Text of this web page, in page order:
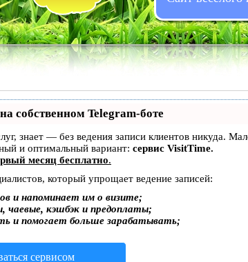
собственном Telegram-боте
знает — без ведения записи клиентов никуда.
и оптимальный вариант: сервис VisitTime.
месяц бесплатно.
который упрощает ведение записей:
и напоминает им о визите;
чаевые, кэшбэк и предоплаты;
и помогает больше зарабатывать;
сервисом